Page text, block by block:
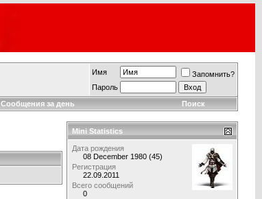
Имя
Запомнить?
Пароль
Сообщения за день Поиск
Mini Statistics
Дата рождения
08 December 1980 (45)
Регистрация
22.09.2011
Всего сообщений
0